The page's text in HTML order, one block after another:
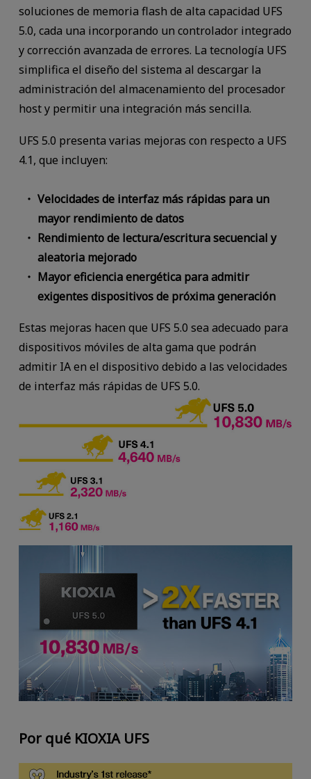
soluciones de memoria flash de alta capacidad UFS
5.0, cada una incorporando un controlador integrado
y corrección avanzada de errores. La tecnología UFS
simplifica el diseño del sistema al descargar la
administración del almacenamiento del procesador
host y permitir una integración más sencilla.
UFS 5.0 presenta varias mejoras con respecto a UFS
4.1, que incluyen:
Velocidades de interfaz más rápidas para un
mayor rendimiento de datos
Rendimiento de lectura/escritura secuencial y
aleatoria mejorado
Mayor eficiencia energética para admitir
exigentes dispositivos de próxima generación
Estas mejoras hacen que UFS 5.0 sea adecuado para
dispositivos móviles de alta gama que podrán
admitir IA en el dispositivo debido a las velocidades
de interfaz más rápidas de UFS 5.0.
Por qué KIOXIA UFS